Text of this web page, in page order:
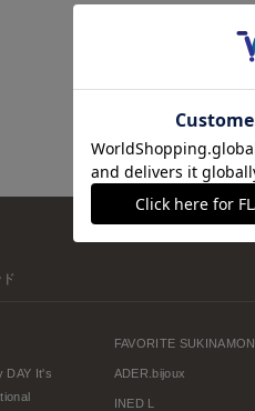
DAY It's
FAVORITE
ADER.bijoux
INED L